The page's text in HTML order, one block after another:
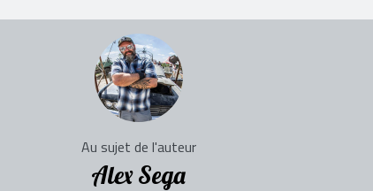
Au sujet de l'auteur
Alex Sega